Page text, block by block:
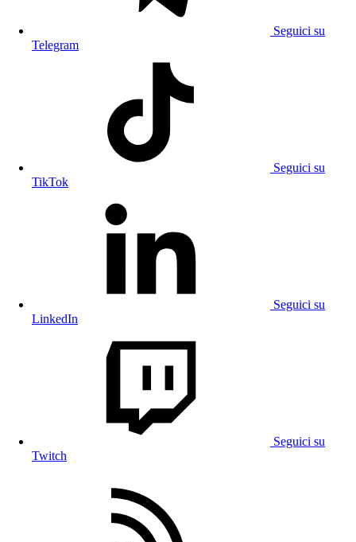
Seguici su
Telegram
Seguici su
TikTok
Seguici su
LinkedIn
Seguici su
Twitch